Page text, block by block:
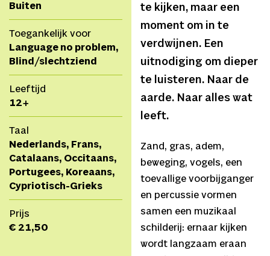
Buiten
Toegankelijk voor
Language no problem,
Blind/slechtziend
Leeftijd
12+
Taal
Nederlands, Frans,
Catalaans, Occitaans,
Portugees, Koreaans,
Cypriotisch-Grieks
Prijs
€ 21,50
te kijken, maar een
moment om in te
verdwijnen. Een
uitnodiging om dieper
te luisteren. Naar de
aarde. Naar alles wat
leeft.
Zand, gras, adem,
beweging, vogels, een
toevallige voorbijganger
en percussie vormen
samen een muzikaal
schilderij: ernaar kijken
wordt langzaam eraan